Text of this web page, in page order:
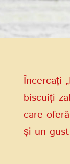
Încercați
biscuiți
care
și un